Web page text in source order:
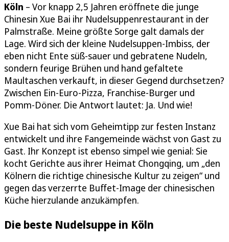
Köln – Vor knapp 2,5 Jahren eröffnete die junge
Chinesin Xue Bai ihr Nudelsuppenrestaurant in der
Palmstraße. Meine größte Sorge galt damals der
Lage. Wird sich der kleine Nudelsuppen-Imbiss, der
eben nicht Ente süß-sauer und gebratene Nudeln,
sondern feurige Brühen und hand gefaltete
Maultaschen verkauft, in dieser Gegend durchsetzen?
Zwischen Ein-Euro-Pizza, Franchise-Burger und
Pomm-Döner. Die Antwort lautet: Ja. Und wie!
Xue Bai hat sich vom Geheimtipp zur festen Instanz
entwickelt und ihre Fangemeinde wächst von Gast zu
Gast. Ihr Konzept ist ebenso simpel wie genial: Sie
kocht Gerichte aus ihrer Heimat Chongqing, um „den
Kölnern die richtige chinesische Kultur zu zeigen“ und
gegen das verzerrte Buffet-Image der chinesischen
Küche hierzulande anzukämpfen.
Die beste Nudelsuppe in Köln